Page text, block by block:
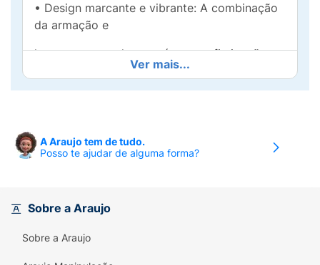
• Design marcante e vibrante: A combinação
da armação e
lentes em tons de roxo é pura sofisticação e
dia, com um visual que reflete personalidade.
para máxima clareza e resistência, feitas de
TAC, 3x mais
Ver mais...
A Araujo tem de tudo.
Posso te ajudar de alguma forma?
Sobre a Araujo
Sobre a Araujo